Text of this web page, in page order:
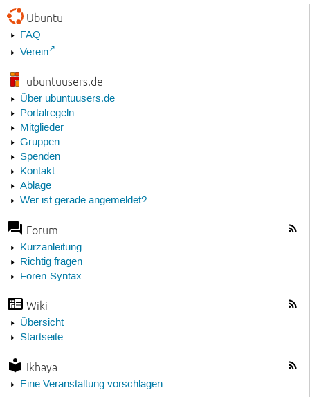
Ubuntu
FAQ
Verein
ubuntuusers.de
Über ubuntuusers.de
Portalregeln
Mitglieder
Gruppen
Spenden
Kontakt
Ablage
Wer ist gerade angemeldet?
Forum
Kurzanleitung
Richtig fragen
Foren-Syntax
Wiki
Übersicht
Startseite
Ikhaya
Eine Veranstaltung vorschlagen